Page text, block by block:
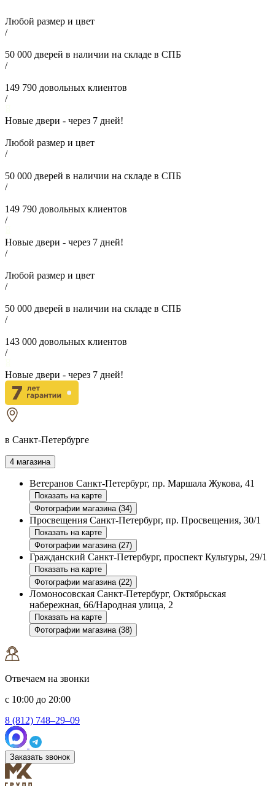
Любой размер и цвет
/
50 000 дверей в наличии на складе в СПБ
/
149 790 довольных клиентов
/
Новые двери - через 7 дней!
Любой размер и цвет
/
50 000 дверей в наличии на складе в СПБ
/
149 790 довольных клиентов
/
Новые двери - через 7 дней!
/
Любой размер и цвет
/
50 000 дверей в наличии на складе в СПБ
/
143 000 довольных клиентов
/
Новые двери - через 7 дней!
в Санкт-Петербурге
4 магазина
Ветеранов Санкт-Петербург, пр. Маршала Жукова, 41
Показать на карте
Фотографии магазина (34)
Просвещения Санкт-Петербург, пр. Просвещения, 30/1
Показать на карте
Фотографии магазина (27)
Гражданский Санкт-Петербург, проспект Культуры, 29/1
Показать на карте
Фотографии магазина (22)
Ломоносовская Санкт-Петербург, Октябрьская
набережная, 66/Народная улица, 2
Показать на карте
Фотографии магазина (38)
Отвечаем на звонки
с 10:00 до 20:00
8 (812) 748–29–09
Заказать звонок